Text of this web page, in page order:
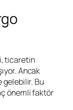
ticaretin
Ancak
gelebilir. Bu
önemli faktör